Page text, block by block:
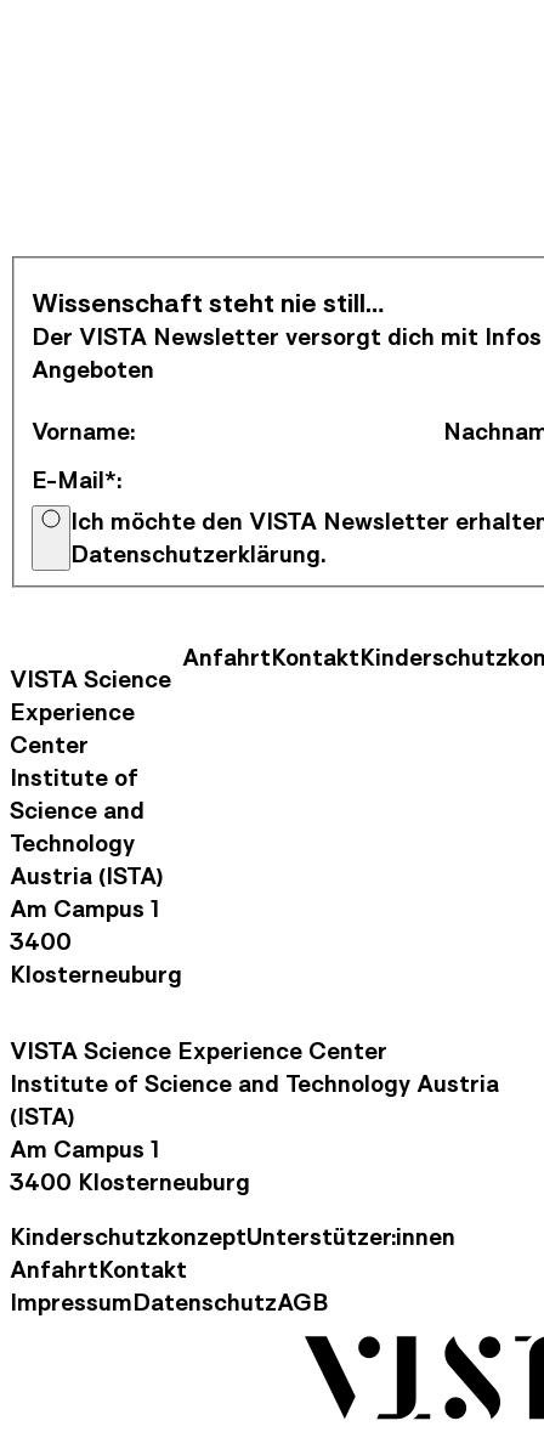
Wissenschaft steht nie still…
Der VISTA Newsletter versorgt dich mit
Angeboten
Vorname:
E-Mail*:
Ich möchte den VISTA Newsletter
Datenschutzerklärung.
VISTA Science
Experience
Center
Institute of
Science and
Technology
Austria (ISTA)
Am Campus 1
3400
Klosterneuburg
Kontaktinformationen
AnfahrtKontaktFooter
VISTA Science Experience Center
Institute of Science and Technology Austria
(ISTA)
Am Campus 1
3400 Klosterneuburg
Footer Navigation
KinderschutzkonzeptUnterstützer:innen
Kontaktinformationen
AnfahrtKontakt
Rechtliche Informationen
ImpressumDatenschutzAGB